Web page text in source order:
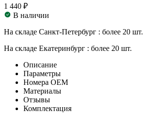
1 440 ₽
В наличии
На складе Санкт-Петербург : более 20 шт.
На складе Екатеринбург : более 20 шт.
Описание
Параметры
Номера ОЕМ
Материалы
Отзывы
Комплектация